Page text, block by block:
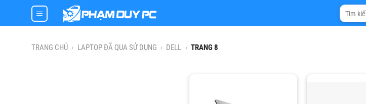
content
Tìm
kiếm:
TRANG CHỦ › LAPTOP ĐÃ QUA SỬ DỤNG › DELL › TRANG 8